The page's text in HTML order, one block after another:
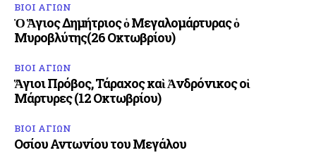
ΒΙΟΙ ΑΓΙΩΝ
Ὁ Ἅγιος Δημήτριος ὁ Μεγαλομάρτυρας ὁ
Μυροβλύτης(26 Οκτωβρίου)
ΒΙΟΙ ΑΓΙΩΝ
Ἅγιοι Πρόβος, Τάραχος καὶ Ἀνδρόνικος οἱ
Μάρτυρες (12 Οκτωβρίου)
ΒΙΟΙ ΑΓΙΩΝ
Οσίου Αντωνίου του Μεγάλου